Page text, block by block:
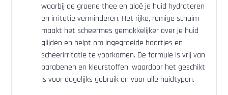
waarbij de groene thee en aloë je huid hydrateren
en irritatie verminderen. Het rijke, romige schuim
maakt het scheermes gemakkelijker over je huid
glijden en helpt om ingegroeide haartjes en
scheerirritatie te voorkomen. De formule is vrij van
parabenen en kleurstoffen, waardoor het geschikt
is voor dagelijks gebruik en voor alle huidtypen.